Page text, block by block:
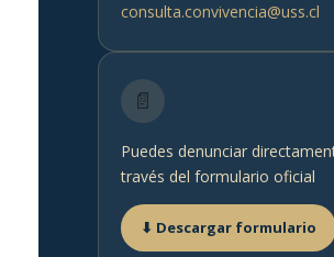
consulta.convivencia@uss.cl
📄
Puedes denunciar
través del formulario oficial
⬇ Descargar formulario